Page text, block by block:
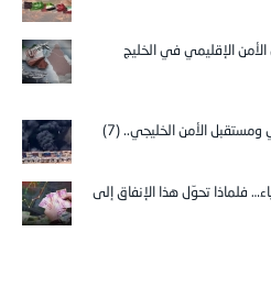
الأمن الإقليمي في الخليج
ومستقبل الأمن الخليجي.. (7)
فلماذا تحوّل هذا الإنفاق إلى